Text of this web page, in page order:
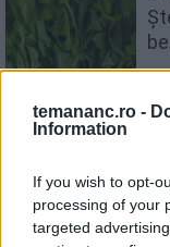
temananc.ro -
Information
If you wish to opt-
processing of your
targeted